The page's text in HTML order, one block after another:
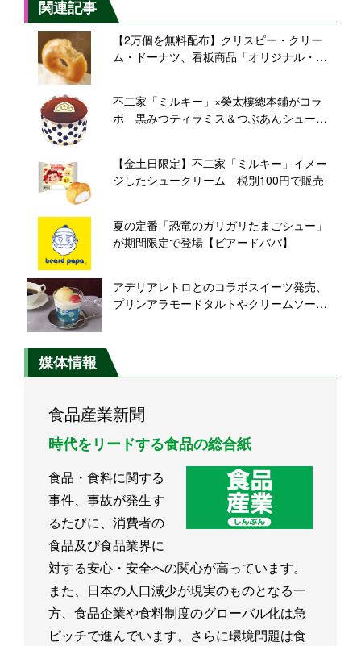
関連記事
【2万個を無料配布】クリスピー・クリー
ム・ドーナツ、看板商品「オリジナル・グ
不二家「ミルキー」×榮太樓總本鋪がコラ
ボ 黒みつティラミス＆つぶあんシュー発
【金土日限定】不二家「ミルキー」イメー
ジしたシュークリーム 税別100円で販売
夏の定番「恐竜のガリガリたまごシュー」
が期間限定で登場【ビアードパパ】
アデリアレトロとのコラボスイーツ発売、
プリンアラモードタルトやクリームソーダ
媒体情報
食品産業新聞
時代をリードする食品の総合紙
食品・食料に関する
事件、事故が発生す
るたびに、消費者の
食品及び食品業界に
対する安心・安全への関心が高っています。
また、日本の人口減少が現実のものとなる一
方、食品企業や食料制度のグローバル化は急
ピッチで進んでいます。さらに環境問題は食